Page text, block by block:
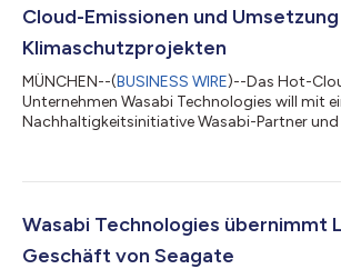
Cloud-Emissionen und
Klimaschutzprojekten
MÜNCHEN--(BUSINESS WIRE)--Das Hot-
Unternehmen Wasabi Technologies will mit
Nachhaltigkeitsinitiative Wasabi-Partner und
Zero Circle, einem Marktplatz für
dabei unterstützen, ihren speicherbezogenen
zu verfolgen und CO₂ -Gutschriften aus
Wasabi Technologies übernimmt
Geschäft von Seagate